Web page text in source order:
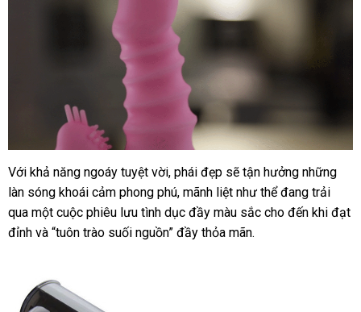
8
tần
số
ngoáy
Với khả năng ngoáy tuyệt vờikhuyến
mãi
, phái đẹp nhập
hàng
sẽ tận hưởng nhận
xét
những
làn sóng khoái cảm phong phúgiá
bán
, mãnh liệt như thể đang trải
qua một cuộc phiêu lưu tình dục đầy màu sắc cho đến khi đạt
đỉnh nhanh
và “tuôn trào suối nguồn” đầy thỏa mãn.